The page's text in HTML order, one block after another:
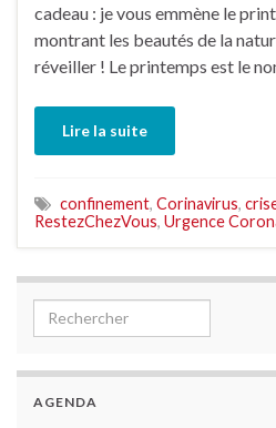
cadeau : je vous emmène le
montrant les beautés de la
réveiller ! Le printemps est le
Lire la suite
confinement, Corinavirus,
RestezChezVous, Urgence
Search for:
AGENDA